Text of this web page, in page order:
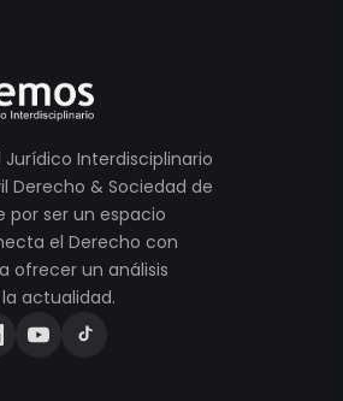
Jurídico Interdisciplinario
Derecho & Sociedad de
por ser un espacio
el Derecho con
ofrecer un análisis
actualidad.